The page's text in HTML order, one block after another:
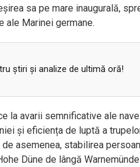
sa pe mare inaugurală,
ale Marinei germane.
ştiri şi analize de ultimă oră!
la avarii semnificative ale
și eficiența de luptă a
asemenea, stabilirea
Düne de lângă